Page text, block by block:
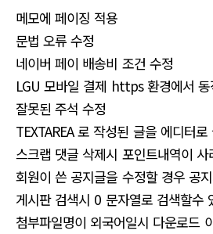
메모에 페이징 적용
문법 오류 수정
네이버 페이 배송비 조건 수정
LGU 모바일 결제 https 환경에서
잘못된 주석 수정
TEXTAREA 로 작성된 글을 에디터
스크랩 댓글 삭제시 포인트내역이
회원이 쓴 공지글을 수정할 경우 공
게시판 검색시 0 문자열로 검색할수
첨부파일명이 외국어일시 다운로드